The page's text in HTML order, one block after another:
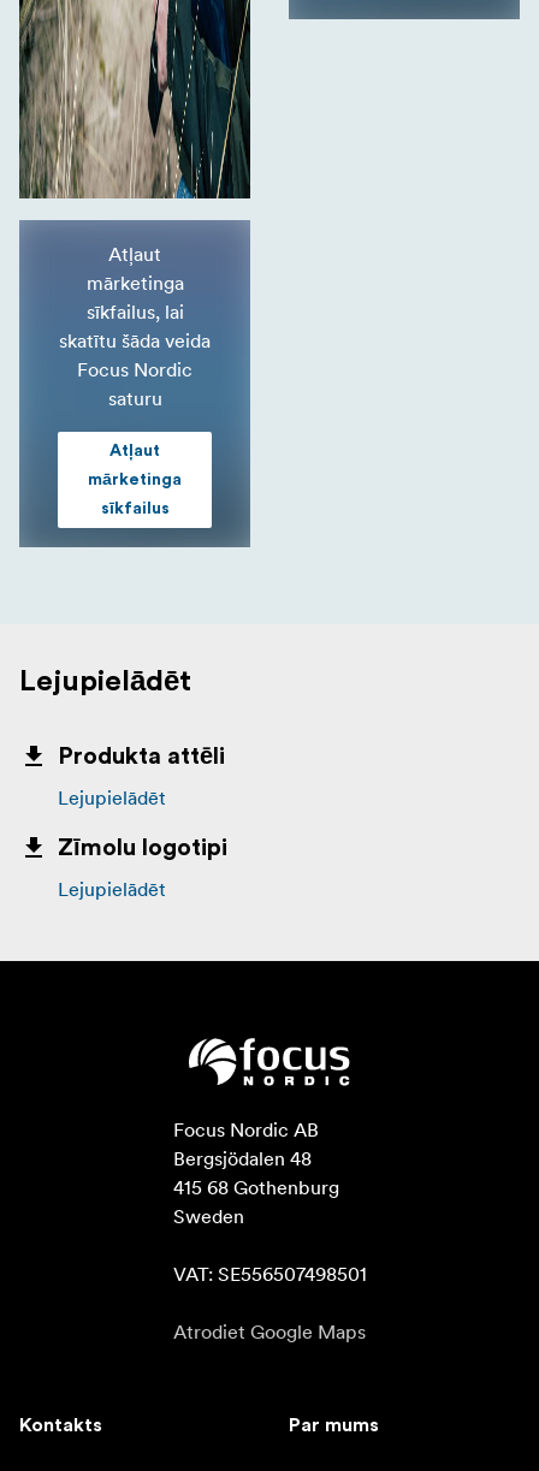
Atļaut
mārketinga
sīkfailus, lai
skatītu šāda veida
Focus Nordic
saturu
Atļaut
mārketinga
sīkfailus
Lejupielādēt
Produkta attēli
Lejupielādēt
Zīmolu logotipi
Lejupielādēt
Focus Nordic AB
Bergsjödalen 48
415 68 Gothenburg
Sweden
VAT: SE556507498501
Atrodiet Google Maps
Kontakts Par mums